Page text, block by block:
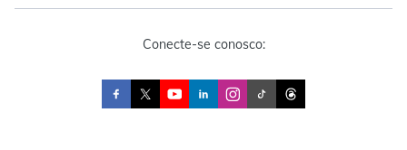
Conecte-se conosco: